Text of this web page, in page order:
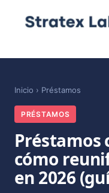
Inicio › Préstamos
PRÉSTAMOS
Préstamos
cómo
en 2026